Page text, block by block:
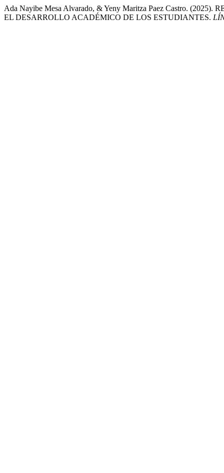
Ada Nayibe Mesa Alvarado, & Yeny Maritza Paez Castro.
EL DESARROLLO ACADÉMICO DE LOS ESTUDIANTES.